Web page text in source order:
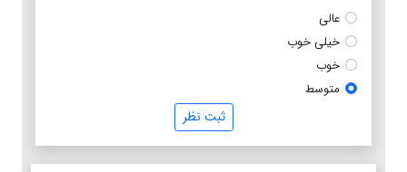
عالی
خیلی خوب
خوب
متوسط
ثبت نظر